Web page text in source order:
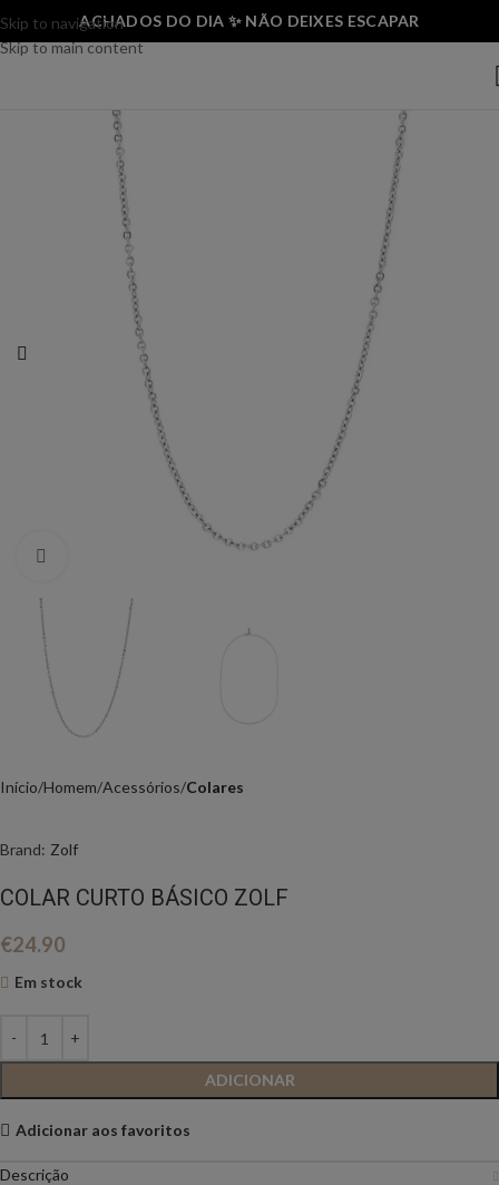
Skip to navigation
Skip to main content
ACHADOS DO DIA ✨ NÃO DEIXES ESCAPAR
Início Homem Acessórios Colares
Brand: Zolf
COLAR CURTO BÁSICO ZOLF
€24.90
Em stock
ADICIONAR
Adicionar aos favoritos
Descrição